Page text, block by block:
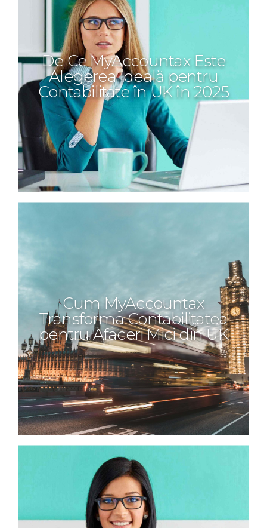
De Ce MyAccountax Este
Alegerea Ideală pentru
Contabilitate în UK în 2025
Cum MyAccountax
Transforma Contabilitatea
pentru Afaceri Mici din UK